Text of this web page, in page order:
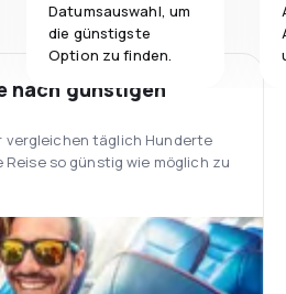
Datumsauswahl, um
die günstigste
Option zu finden.
nach günstigen
vergleichen täglich Hunderte
Reise so günstig wie möglich zu